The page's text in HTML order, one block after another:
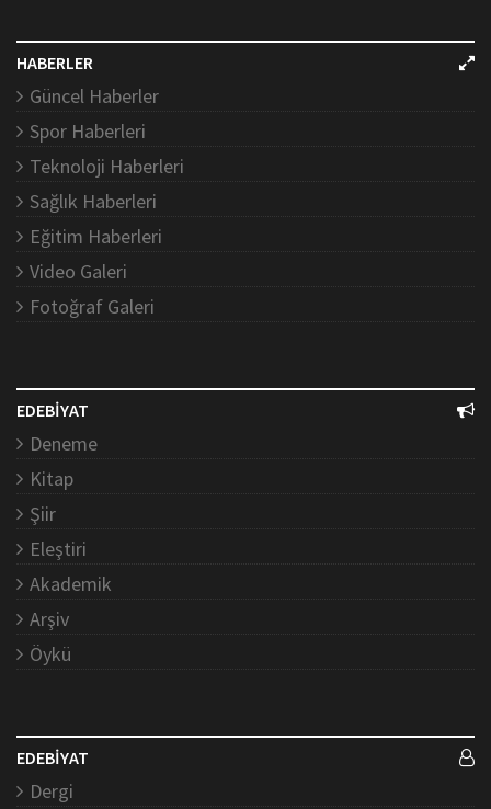
HABERLER
Güncel Haberler
Spor Haberleri
Teknoloji Haberleri
Sağlık Haberleri
Eğitim Haberleri
Video Galeri
Fotoğraf Galeri
EDEBİYAT
Deneme
Kitap
Şiir
Eleştiri
Akademik
Arşiv
Öykü
EDEBİYAT
Dergi